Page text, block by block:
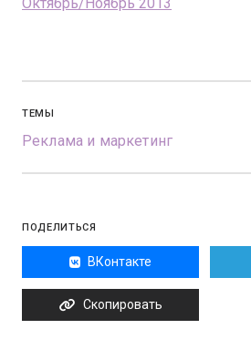
ТЕМЫ
Реклама и маркетинг
ПОДЕЛИТЬСЯ
ВКонтакте
Скопировать